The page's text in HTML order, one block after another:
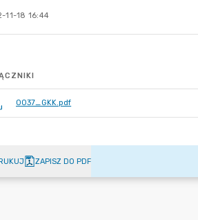
11-18 16:44
0037_GKK.pdf
ZAPISZ DO PDF